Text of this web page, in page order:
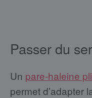
Passer du
Un pare-haleine
permet d’adapter